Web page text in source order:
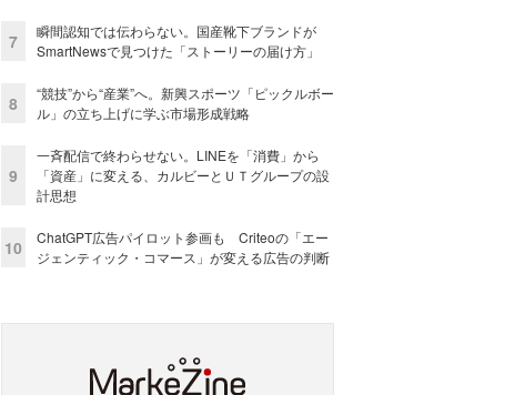
7
瞬間認知では伝わらない。国産靴下ブランドが
SmartNewsで見つけた「ストーリーの届け方」
8
“競技”から“産業”へ。新興スポーツ「ピックルボー
ル」の立ち上げに学ぶ市場形成戦略
9
一斉配信で終わらせない。LINEを「消費」から
「資産」に変える、カルビーとＵＴグループの設
計思想
10
ChatGPT広告パイロット参画も Criteoの「エー
ジェンティック・コマース」が変える広告の判断